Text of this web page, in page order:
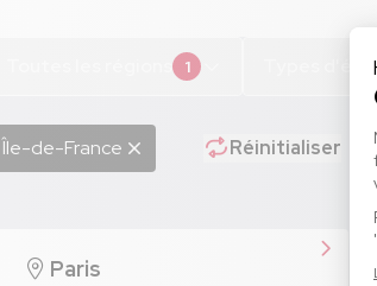
1 Types
Île-de-France Réinitialiser
Paris